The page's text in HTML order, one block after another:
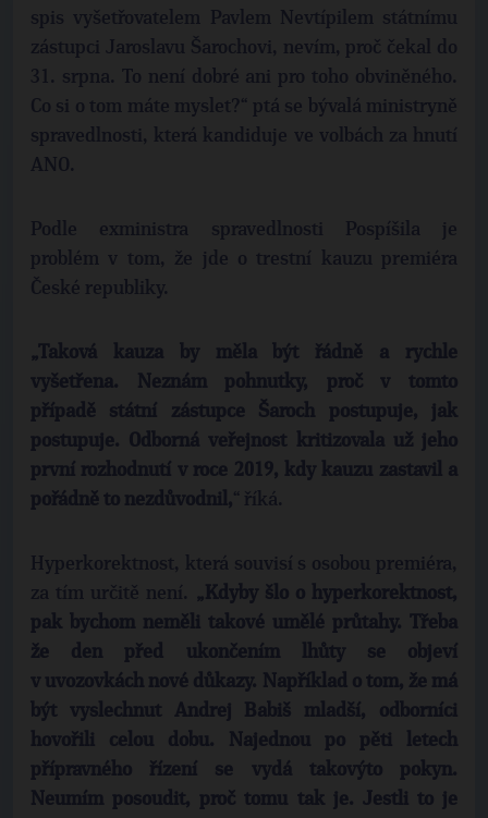
spis vyšetřovatelem Pavlem Nevtípilem státnímu
zástupci Jaroslavu Šarochovi, nevím, proč čekal do
31. srpna. To není dobré ani pro toho obviněného.
Co si o tom máte myslet?“ ptá se bývalá ministryně
spravedlnosti, která kandiduje ve volbách za hnutí
ANO.
Podle exministra spravedlnosti Pospíšila je
problém v tom, že jde o trestní kauzu premiéra
České republiky.
„Taková kauza by měla být řádně a rychle
vyšetřena. Neznám pohnutky, proč v tomto
případě státní zástupce Šaroch postupuje, jak
postupuje. Odborná veřejnost kritizovala už jeho
první rozhodnutí v roce 2019, kdy kauzu zastavil a
pořádně to nezdůvodnil,“ říká.
Hyperkorektnost, která souvisí s osobou premiéra,
za tím určitě není.
„Kdyby šlo o hyperkorektnost,
pak bychom neměli takové umělé průtahy. Třeba
že den před ukončením lhůty se objeví
v uvozovkách nové důkazy. Například o tom, že má
být vyslechnut Andrej Babiš mladší, odborníci
hovořili celou dobu. Najednou po pěti letech
přípravného řízení se vydá takovýto pokyn.
Neumím posoudit, proč tomu tak je. Jestli to je